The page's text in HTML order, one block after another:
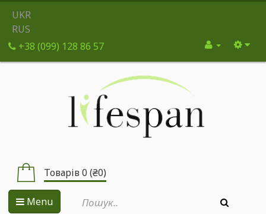
UKR
RUS
+38 (099) 128 86 57
Товарів 0 (₴0)
Menu